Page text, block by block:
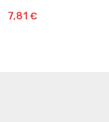
7,81 €